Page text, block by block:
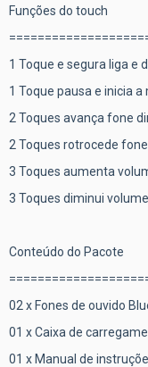
Funções do touch
1 Toque e segura liga e
1 Toque pausa e inicia a
2 Toques avança fone
2 Toques rotrocede
3 Toques aumenta
3 Toques diminui
Conteúdo do Pacote
02 x Fones de ouvido
01 x Caixa de
01 x Manual de